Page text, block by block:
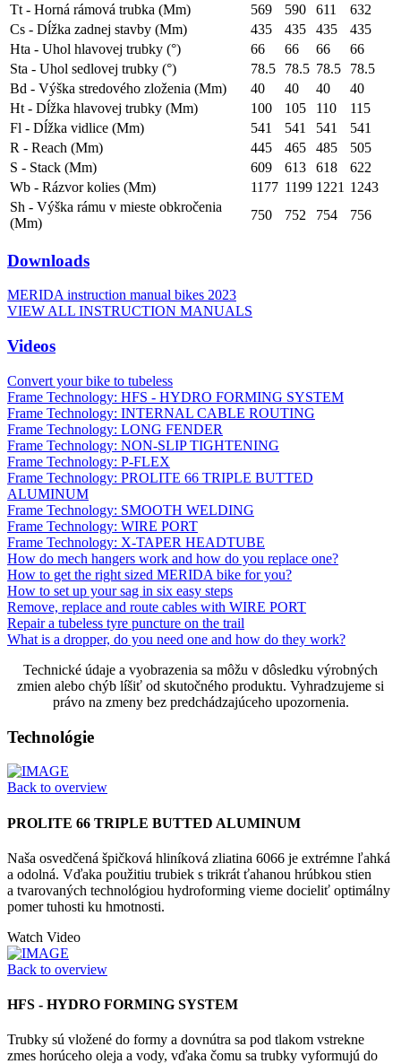
Tt - Horná rámová trubka (Mm)
569 590 611
632
Cs - Dĺžka zadnej stavby (Mm)
435 435 435
435
Hta - Uhol hlavovej trubky (°)
66 66 66
66
Sta - Uhol sedlovej trubky (°)
78.5 78.5 78.5
78.5
Bd - Výška stredového zloženia (Mm)
40 40 40
40
Ht - Dĺžka hlavovej trubky (Mm)
100 105 110
115
Fl - Dĺžka vidlice (Mm)
541 541 541
541
R - Reach (Mm)
445 465 485
505
S - Stack (Mm)
609 613 618
622
Wb - Rázvor kolies (Mm)
1177 1199 1221 1243
Sh - Výška rámu v mieste obkročenia
(Mm)
750 752 754 756
Downloads
MERIDA instruction manual bikes 2023
VIEW ALL INSTRUCTION MANUALS
Videos
Convert your bike to tubeless
Frame Technology: HFS - HYDRO FORMING SYSTEM
Frame Technology: INTERNAL CABLE ROUTING
Frame Technology: LONG FENDER
Frame Technology: NON-SLIP TIGHTENING
Frame Technology: P-FLEX
Frame Technology: PROLITE 66 TRIPLE BUTTED
ALUMINUM
Frame Technology: SMOOTH WELDING
Frame Technology: WIRE PORT
Frame Technology: X-TAPER HEADTUBE
How do mech hangers work and how do you replace one?
How to get the right sized MERIDA bike for you?
How to set up your sag in six easy steps
Remove, replace and route cables with WIRE PORT
Repair a tubeless tyre puncture on the trail
What is a dropper, do you need one and how do they work?
Technické údaje a vyobrazenia sa môžu v dôsledku výrobných
zmien alebo chýb líšiť od skutočného produktu. Vyhradzujeme si
právo na zmeny bez predchádzajúceho upozornenia.
Technológie
Back to overview
PROLITE 66 TRIPLE BUTTED ALUMINUM
Naša osvedčená špičková hliníková zliatina 6066 je extrémne ľahká
a odolná. Vďaka použitiu trubiek s trikrát ťahanou hrúbkou stien
a tvarovaných technológiou hydroforming vieme docieliť optimálny
pomer tuhosti ku hmotnosti.
Watch Video
Back to overview
HFS - HYDRO FORMING SYSTEM
Trubky sú vložené do formy a dovnútra sa pod tlakom vstrekne
zmes horúceho oleja a vody, vďaka čomu sa trubky vyformujú do